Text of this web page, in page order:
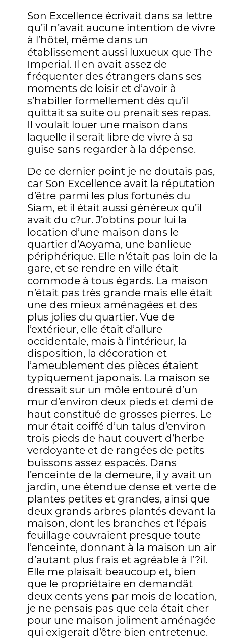
Son Excellence écrivait dans sa lettre
qu’il n’avait aucune intention de vivre
à l’hôtel, même dans un
établissement aussi luxueux que The
Imperial. Il en avait assez de
fréquenter des étrangers dans ses
moments de loisir et d’avoir à
s’habiller formellement dès qu’il
quittait sa suite ou prenait ses repas.
Il voulait louer une maison dans
laquelle il serait libre de vivre à sa
guise sans regarder à la dépense.
De ce dernier point je ne doutais pas,
car Son Excellence avait la réputation
d’être parmi les plus fortunés du
Siam, et il était aussi généreux qu’il
avait du c?ur. J’obtins pour lui la
location d’une maison dans le
quartier d’Aoyama, une banlieue
périphérique. Elle n’était pas loin de la
gare, et se rendre en ville était
commode à tous égards. La maison
n’était pas très grande mais elle était
une des mieux aménagées et des
plus jolies du quartier. Vue de
l’extérieur, elle était d’allure
occidentale, mais à l’intérieur, la
disposition, la décoration et
l’ameublement des pièces étaient
typiquement japonais. La maison se
dressait sur un môle entouré d’un
mur d’environ deux pieds et demi de
haut constitué de grosses pierres. Le
mur était coiffé d’un talus d’environ
trois pieds de haut couvert d’herbe
verdoyante et de rangées de petits
buissons assez espacés. Dans
l’enceinte de la demeure, il y avait un
jardin, une étendue dense et verte de
plantes petites et grandes, ainsi que
deux grands arbres plantés devant la
maison, dont les branches et l’épais
feuillage couvraient presque toute
l’enceinte, donnant à la maison un air
d’autant plus frais et agréable à l’?il.
Elle me plaisait beaucoup et, bien
que le propriétaire en demandât
deux cents yens par mois de location,
je ne pensais pas que cela était cher
pour une maison joliment aménagée
qui exigerait d’être bien entretenue.